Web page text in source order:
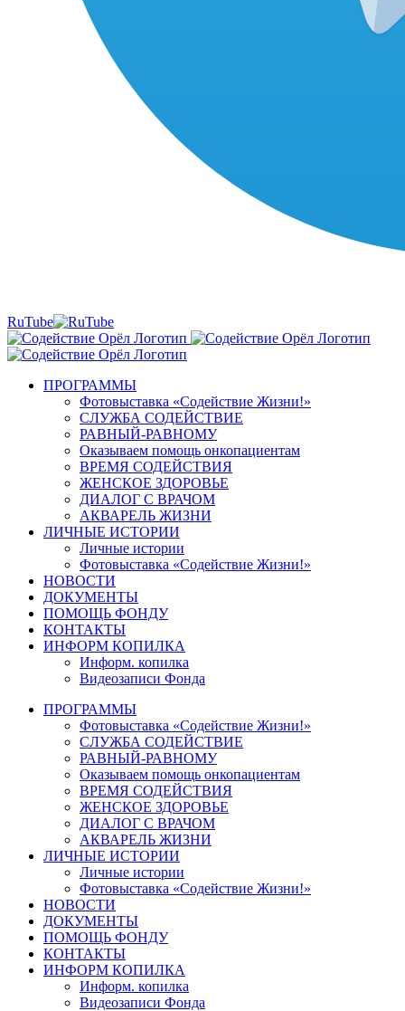
RuTube
ПРОГРАММЫ
Фотовыставка «Содействие Жизни!»
СЛУЖБА СОДЕЙСТВИЕ
РАВНЫЙ-РАВНОМУ
Оказываем помощь онкопациентам
ВРЕМЯ СОДЕЙСТВИЯ
ЖЕНСКОЕ ЗДОРОВЬЕ
ДИАЛОГ С ВРАЧОМ
АКВАРЕЛЬ ЖИЗНИ
ЛИЧНЫЕ ИСТОРИИ
Личные истории
Фотовыставка «Содействие Жизни!»
НОВОСТИ
ДОКУМЕНТЫ
ПОМОЩЬ ФОНДУ
КОНТАКТЫ
ИНФОРМ КОПИЛКА
Информ. копилка
Видеозаписи Фонда
ПРОГРАММЫ
Фотовыставка «Содействие Жизни!»
СЛУЖБА СОДЕЙСТВИЕ
РАВНЫЙ-РАВНОМУ
Оказываем помощь онкопациентам
ВРЕМЯ СОДЕЙСТВИЯ
ЖЕНСКОЕ ЗДОРОВЬЕ
ДИАЛОГ С ВРАЧОМ
АКВАРЕЛЬ ЖИЗНИ
ЛИЧНЫЕ ИСТОРИИ
Личные истории
Фотовыставка «Содействие Жизни!»
НОВОСТИ
ДОКУМЕНТЫ
ПОМОЩЬ ФОНДУ
КОНТАКТЫ
ИНФОРМ КОПИЛКА
Информ. копилка
Видеозаписи Фонда